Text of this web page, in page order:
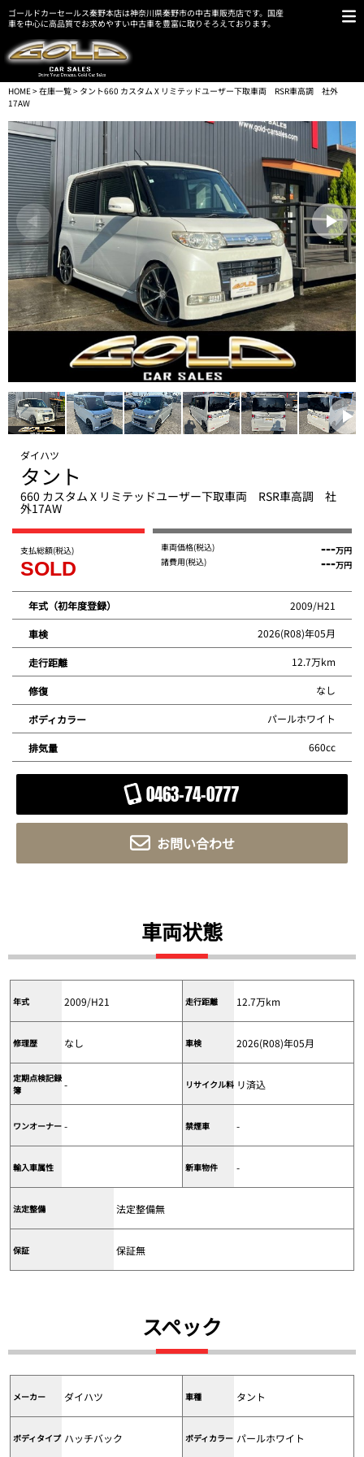
ゴールドカーセールス秦野本店は神奈川県秦野市の中古車販売店です。国産
車を中心に高品質でお求めやすい中古車を豊富に取りそろえております。
HOME>在庫一覧> タント660 カスタム X リミテッドユーザー下取車両 RSR車高調 社外
17AW
ダイハツ
タント
660 カスタム X リミテッドユーザー下取車両 RSR車高調 社
外17AW
支払総額(税込)
SOLD
車両価格(税込) ---万円
諸費用(税込) ---万円
年式（初年度登録） 2009/H21
車検 2026(R08)年05月
走行距離 12.7万km
修復 なし
ボディカラー パールホワイト
排気量 660cc
0463-74-0777
お問い合わせ
車両状態
年式 2009/H21 走行距離 12.7万km
修理歴 なし 車検 2026(R08)年05月
定期点検記録
簿
- リサイクル料 リ済込
ワンオーナー - 禁煙車 -
輸入車属性 新車物件 -
法定整備 法定整備無
保証 保証無
スペック
メーカー ダイハツ 車種 タント
ボディタイプ ハッチバック ボディカラー パールホワイト